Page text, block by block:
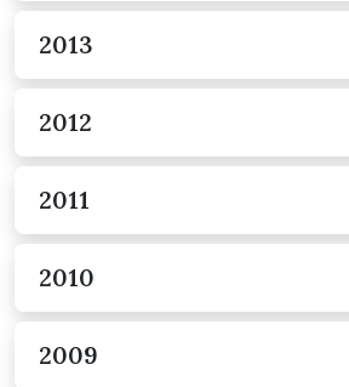
2013
2012
2011
2010
2009